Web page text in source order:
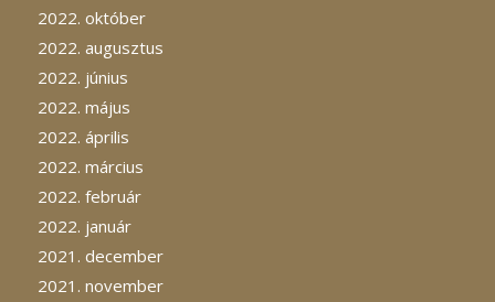
2022. október
2022. augusztus
2022. június
2022. május
2022. április
2022. március
2022. február
2022. január
2021. december
2021. november